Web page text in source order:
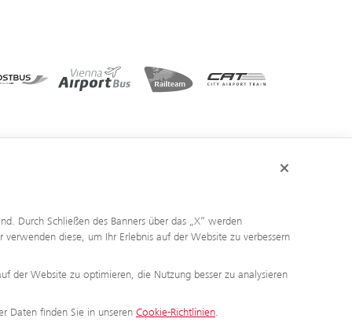
Durch Schließen des Banners über das „X“ werden
diese, um Ihr Erlebnis auf der Website zu verbessern
der Website zu optimieren, die Nutzung besser zu analysieren
Daten finden Sie in unseren Cookie-Richtlinien